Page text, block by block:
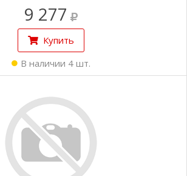
9 277
Купить
В наличии 4 шт.